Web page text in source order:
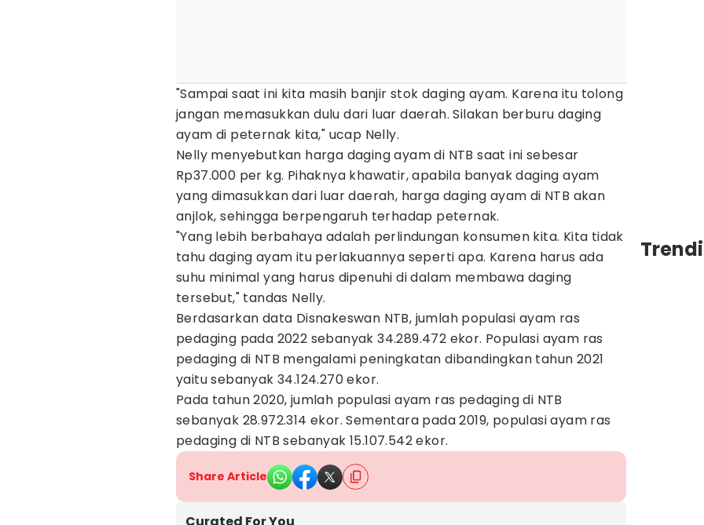
"Sampai saat ini kita masih banjir stok daging ayam. Karena itu tolong
jangan memasukkan dulu dari luar daerah. Silakan berburu daging
ayam di peternak kita," ucap Nelly.
Nelly menyebutkan harga daging ayam di NTB saat ini sebesar
Rp37.000 per kg. Pihaknya khawatir, apabila banyak daging ayam
yang dimasukkan dari luar daerah, harga daging ayam di NTB akan
anjlok, sehingga berpengaruh terhadap peternak.
"Yang lebih berbahaya adalah perlindungan konsumen kita. Kita tidak
tahu daging ayam itu perlakuannya seperti apa. Karena harus ada
suhu minimal yang harus dipenuhi di dalam membawa daging
tersebut," tandas Nelly.
Berdasarkan data Disnakeswan NTB, jumlah populasi ayam ras
pedaging pada 2022 sebanyak 34.289.472 ekor. Populasi ayam ras
pedaging di NTB mengalami peningkatan dibandingkan tahun 2021
yaitu sebanyak 34.124.270 ekor.
Pada tahun 2020, jumlah populasi ayam ras pedaging di NTB
sebanyak 28.972.314 ekor. Sementara pada 2019, populasi ayam ras
pedaging di NTB sebanyak 15.107.542 ekor.
Share Article